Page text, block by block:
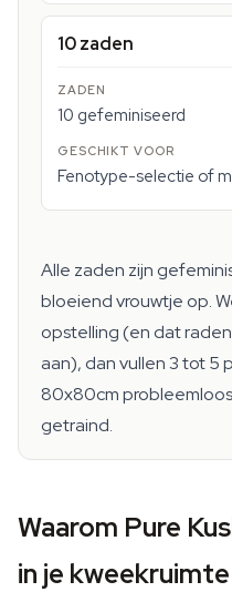
10 zaden
10 gefeminiseerd
Fenotype-selectie of
Alle zaden zijn
bloeiend vrouwtje op.
opstelling (en dat
aan), dan vullen 3 tot 5
80x80cm
getraind.
Waarom Pure
in je kweekruimte